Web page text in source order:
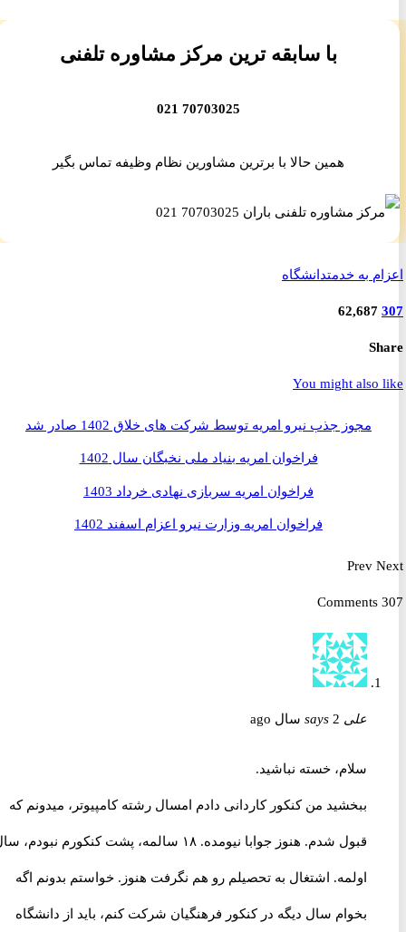
با سابقه ترین مرکز مشاوره تلفنی
70703025 021
همین حالا با برترین مشاورین نظام وظیفه تماس بگیر
به خدمتدانشگاه
62,687
You might
مجوز جذب نیرو امریه توسط شرکت های خلاق 1402 صادر شد
فراخوان امریه بنیاد ملی نخبگان سال 1402
فراخوان امریه سربازی نهادی خرداد 1403
فراخوان امریه وزارت نیرو اعزام اسفند 1402
Prev
علی says 2 سال ago
سلام، خسته نباشید.
ببخشید من کنکور کاردانی دادم امسال رشته کامپیوتر، میدونم که
قبول شدم. هنوز جوابا نیومده. ۱۸ سالمه، پشت کنکورم نبودم، سال
اولمه. اشتغال به تحصیلم رو هم نگرفت هنوز. خواستم بدونم اگه
بخوام سال دیگه در کنکور فرهنگیان شرکت کنم، باید از دانشگاه